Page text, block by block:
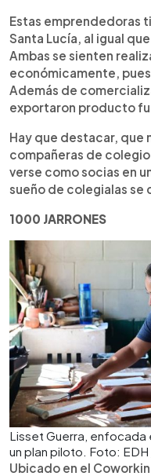
Estas emprendedoras
Santa Lucía, al igual
Ambas se sienten
económicamente,
Además de
exportaron producto
Hay que destacar, que
compañeras de
verse como socias en
sueño de colegialas se
1000 JARRONES
Lisset Guerra, enfocada
un plan piloto. Foto:
Ubicado en el